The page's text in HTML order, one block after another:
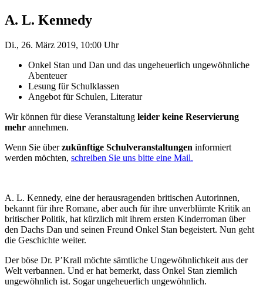
A. L. Kennedy
Di., 26. März 2019, 10:00 Uhr
Onkel Stan und Dan und das ungeheuerlich ungewöhnliche
Abenteuer
Lesung für Schulklassen
Angebot für Schulen, Literatur
Wir können für diese Veranstaltung leider keine Reservierung
mehr annehmen.
Wenn Sie überzukünftige Schulveranstaltungen informiert
werden möchten, schreiben Sie uns bitte eine Mail.
A. L. Kennedy, eine der herausragenden britischen Autorinnen,
bekannt für ihre Romane, aber auch für ihre unverblümte Kritik an
britischer Politik, hat kürzlich mit ihrem ersten Kinderroman über
den Dachs Dan und seinen Freund Onkel Stan begeistert. Nun geht
die Geschichte weiter.
Der böse Dr. P’Krall möchte sämtliche Ungewöhnlichkeit aus der
Welt verbannen. Und er hat bemerkt, dass Onkel Stan ziemlich
ungewöhnlich ist. Sogar ungeheuerlich ungewöhnlich.